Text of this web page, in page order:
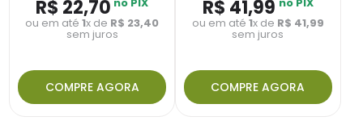
R$ 22,70 no PIX
ou em até1x de R$ 23,40
sem juros
COMPRE AGORA
R$ 41,99 no PIX
ou em até 1x de R$ 41,99
sem juros
COMPRE AGORA